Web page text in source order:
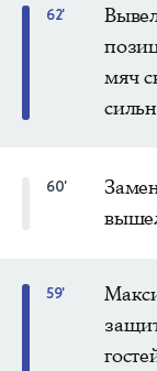
62'
мяч
60'
59'